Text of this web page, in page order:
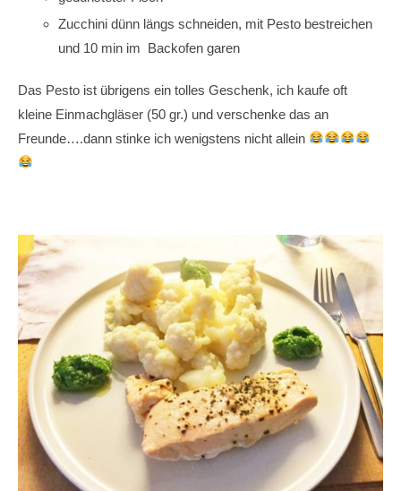
Zucchini dünn längs schneiden, mit Pesto bestreichen
und 10 min im Backofen garen
Das Pesto ist übrigens ein tolles Geschenk, ich kaufe oft
kleine Einmachgläser (50 gr.) und verschenke das an
Freunde….dann stinke ich wenigstens nicht allein